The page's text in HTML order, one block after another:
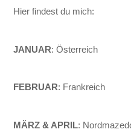
Hier findest du mich:
JANUAR: Österreich
FEBRUAR: Frankreich
MÄRZ & APRIL: